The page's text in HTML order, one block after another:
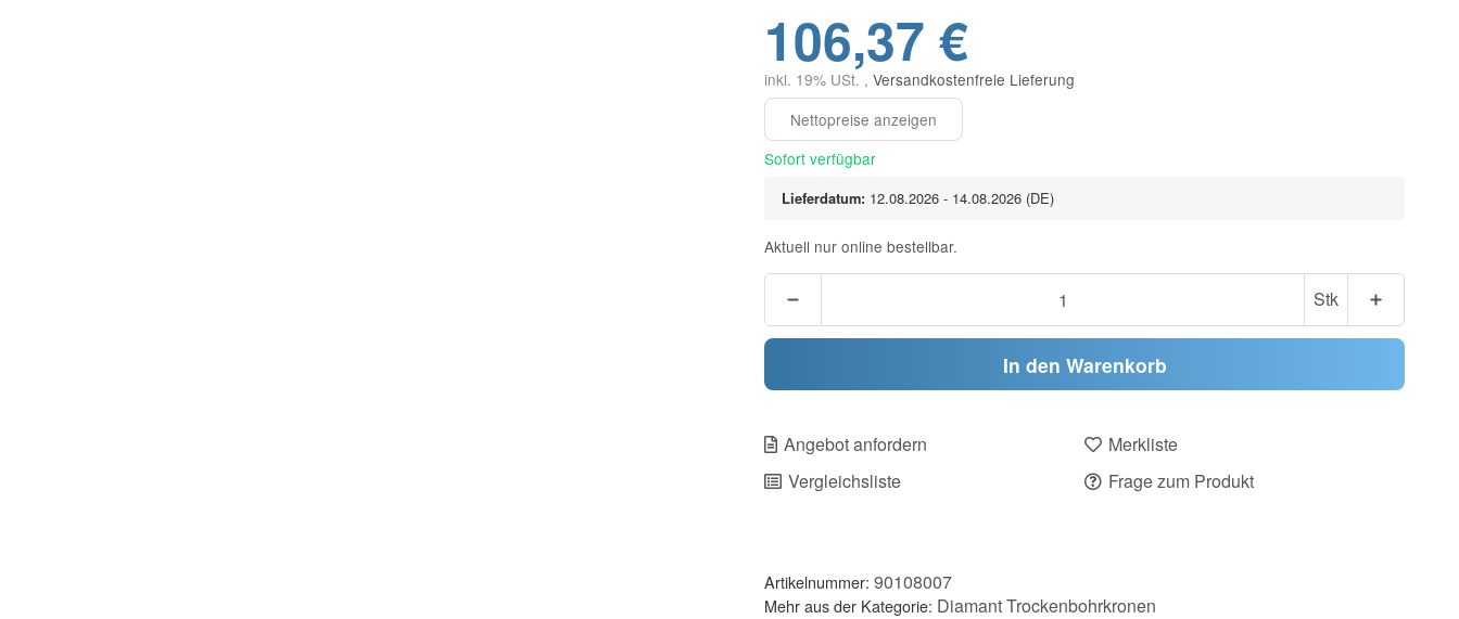
106,37 €
inkl. 19% USt. , Versandkostenfreie Lieferung
Sofort verfügbar
Lieferdatum: 12.08.2026 - 14.08.2026 (DE)
Aktuell nur online bestellbar.
Stk
In den Warenkorb
Angebot anfordern
Merkliste
Vergleichsliste
Frage zum Produkt
Artikelnummer: 90108007
Mehr aus der Kategorie: Diamant Trockenbohrkronen